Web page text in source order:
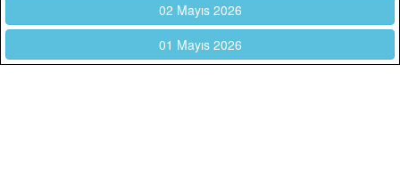
02 Mayıs 2026
01 Mayıs 2026